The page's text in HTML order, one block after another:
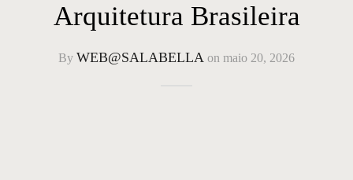
Arquitetura Brasileira
By WEB@SALABELLA on maio 20, 2026